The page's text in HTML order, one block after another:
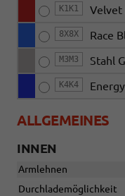
K1K1 Velvet
8X8X Race
M3M3 Stahl
K4K4
ALLGEMEINES
INNEN
Armlehnen
Durchlademöglichkeit